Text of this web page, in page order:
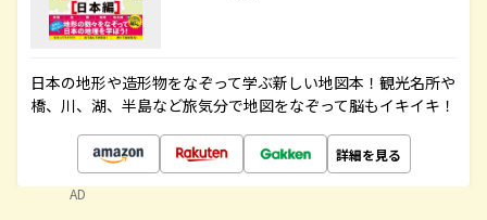
日本の地形や造形物をなぞって学ぶ新しい地図本！観光名所や
橋、川、湖、半島など旅気分で地図をなぞって脳もイキイキ！
詳細を見る
AD